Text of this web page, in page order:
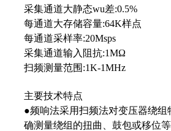
采集通道大静态wu差:0.5%
每通道大存储容量:64K样点
每通道采样率:20Msps
采集通道输入阻抗:1MΩ
扫频测量范围:1K-1MHz
主要技术特点
●频响法采用扫频法对变压器绕
确测量绕组的扭曲、鼓包或移位等